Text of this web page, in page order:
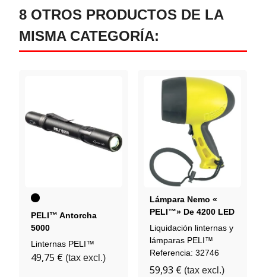
8 OTROS PRODUCTOS DE LA
MISMA CATEGORÍA:
Negro
PELI™ Antorcha
5000
Linternas PELI™
49,75 € (tax excl.)
Lámpara Nemo «
PELI™» De 4200 LED
De Primera
Generación
Liquidación linternas y
lámparas PELI™
Referencia: 32746
59,93 € (tax excl.)